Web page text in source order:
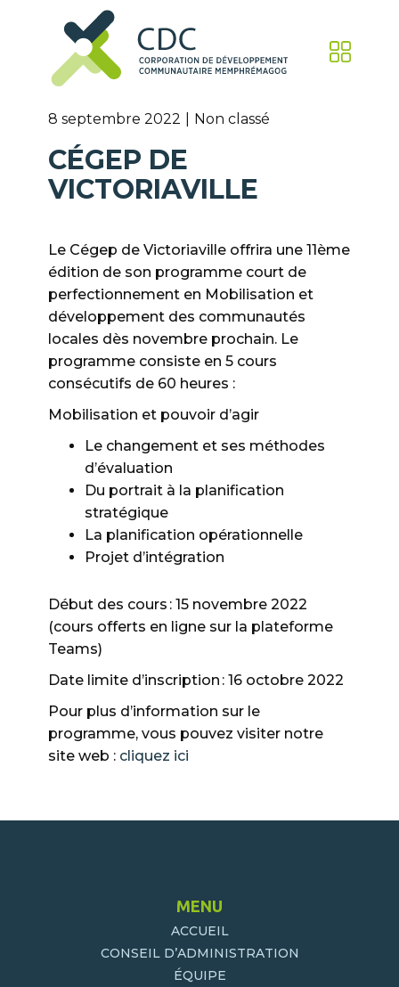
8 septembre 2022 Non classé
CÉGEP DE
VICTORIAVILLE
Le Cégep de Victoriaville offrira une 11ème
édition de son programme court de
perfectionnement en Mobilisation et
développement des communautés
locales dès novembre prochain. Le
programme consiste en 5 cours
consécutifs de 60 heures :
Mobilisation et pouvoir d’agir
Le changement et ses méthodes
d’évaluation
Du portrait à la planification
stratégique
La planification opérationnelle
Projet d’intégration
Début des cours : 15 novembre 2022
(cours offerts en ligne sur la plateforme
Teams)
Date limite d’inscription : 16 octobre 2022
Pour plus d’information sur le
programme, vous pouvez visiter notre
site web : cliquez ici
MENU
ACCUEIL
CONSEIL D’ADMINISTRATION
ÉQUIPE